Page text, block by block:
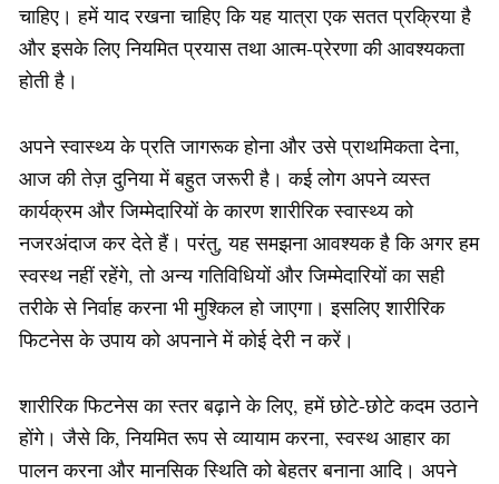
चाहिए। हमें याद रखना चाहिए कि यह यात्रा एक सतत प्रक्रिया है
और इसके लिए नियमित प्रयास तथा आत्म-प्रेरणा की आवश्यकता
होती है।
अपने स्वास्थ्य के प्रति जागरूक होना और उसे प्राथमिकता देना,
आज की तेज़ दुनिया में बहुत जरूरी है। कई लोग अपने व्यस्त
कार्यक्रम और जिम्मेदारियों के कारण शारीरिक स्वास्थ्य को
नजरअंदाज कर देते हैं। परंतु, यह समझना आवश्यक है कि अगर हम
स्वस्थ नहीं रहेंगे, तो अन्य गतिविधियों और जिम्मेदारियों का सही
तरीके से निर्वाह करना भी मुश्किल हो जाएगा। इसलिए शारीरिक
फिटनेस के उपाय को अपनाने में कोई देरी न करें।
शारीरिक फिटनेस का स्तर बढ़ाने के लिए, हमें छोटे-छोटे कदम उठाने
होंगे। जैसे कि, नियमित रूप से व्यायाम करना, स्वस्थ आहार का
पालन करना और मानसिक स्थिति को बेहतर बनाना आदि। अपने